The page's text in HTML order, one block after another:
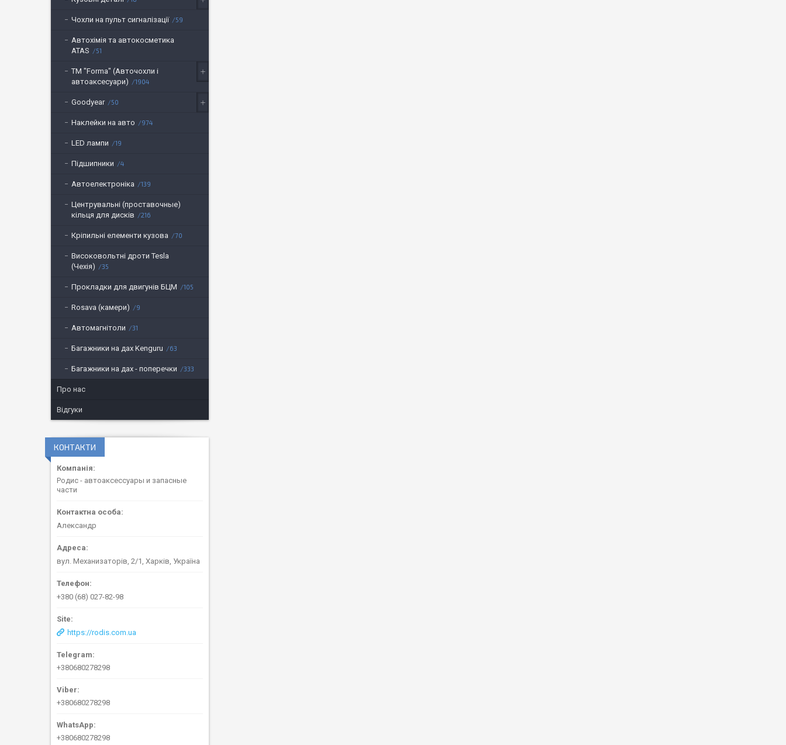
Чохли на пульт сигналізації 59
Автохімія та автокосметика
ATAS
51
ТМ "Forma" (Авточохли і
автоаксесуари)
1904
Goodyear 50
Наклейки на авто 974
LED лампи 19
Підшипники 4
Автоелектроніка 139
Центрувальні (проставочные)
кільця для дисків
216
Кріпильні елементи кузова 70
Високовольтні дроти Tesla
(Чехія)
35
Прокладки для двигунів БЦМ 105
Rosava (камери) 9
Автомагнітоли 31
Багажники на дах Kenguru 63
Багажники на дах - поперечки 333
Про нас
Відгуки
КОНТАКТИ
Родис - автоаксессуары и запасные
части
Александр
вул. Механизаторів, 2/1, Харків, Україна
+380 (68) 027-82-98
https://rodis.com.ua
+380680278298
+380680278298
+380680278298